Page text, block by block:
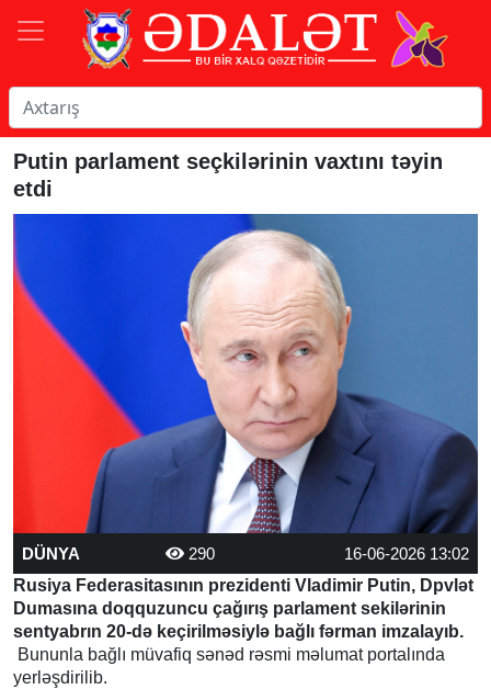
Putin parlament seçkilərinin vaxtını təyin
etdi
DÜNYA 290
16-06-2026 13:02
Rusiya Federasitasının prezidenti Vladimir Putin, Dpvlət
Dumasına doqquzuncu çağırış parlament sekilərinin
sentyabrın 20-də keçirilməsiylə bağlı fərman imzalayıb.
Bununla bağlı müvafiq sənəd rəsmi məlumat portalında
yerləşdirilib.